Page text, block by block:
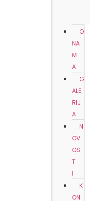
O
NA
M
A
G
ALE
RIJ
A
N
OV
OS
T
I
K
ON